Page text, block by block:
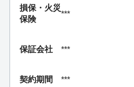
損保・ 火災
保険
***
保証会社 ***
契約期間 ***